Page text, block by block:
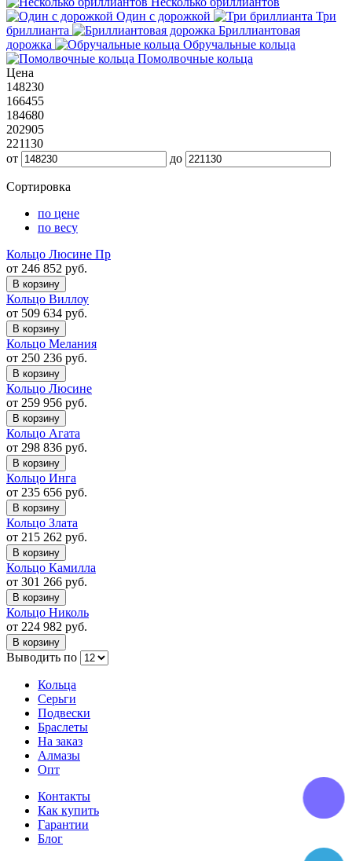
Один с дорожкой
Три
бриллианта
Бриллиантовая
дорожка
Обручальные кольца
Помолвочные кольца
Цена
148230
166455
184680
202905
221130
от
до
Сортировка
по цене
по весу
Кольцо Люсине Пр
от 246 852 руб.
В корзину
Кольцо Виллоу
от 509 634 руб.
В корзину
Кольцо Мелания
от 250 236 руб.
В корзину
Кольцо Люсине
от 259 956 руб.
В корзину
Кольцо Агата
от 298 836 руб.
В корзину
Кольцо Инга
от 235 656 руб.
В корзину
Кольцо Злата
от 215 262 руб.
В корзину
Кольцо Камилла
от 301 266 руб.
В корзину
Кольцо Николь
от 224 982 руб.
В корзину
Выводить по
Кольца
Серьги
Подвески
Браслеты
На заказ
Алмазы
Опт
Контакты
Как купить
Гарантии
Блог